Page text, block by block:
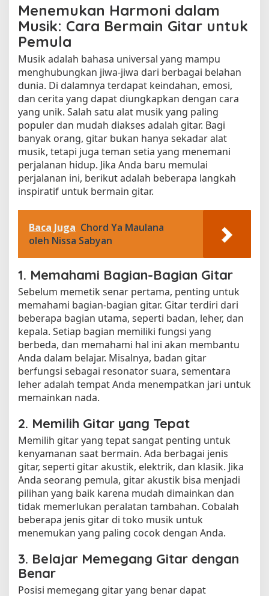
Menemukan Harmoni dalam
Musik: Cara Bermain Gitar untuk
Pemula
Musik adalah bahasa universal yang mampu
menghubungkan jiwa-jiwa dari berbagai belahan
dunia. Di dalamnya terdapat keindahan, emosi,
dan cerita yang dapat diungkapkan dengan cara
yang unik. Salah satu alat musik yang paling
populer dan mudah diakses adalah gitar. Bagi
banyak orang, gitar bukan hanya sekadar alat
musik, tetapi juga teman setia yang menemani
perjalanan hidup. Jika Anda baru memulai
perjalanan ini, berikut adalah beberapa langkah
inspiratif untuk bermain gitar.
Baca Juga Chord Ya Maulana
oleh Nissa Sabyan
1. Memahami Bagian-Bagian Gitar
Sebelum memetik senar pertama, penting untuk
memahami bagian-bagian gitar. Gitar terdiri dari
beberapa bagian utama, seperti badan, leher, dan
kepala. Setiap bagian memiliki fungsi yang
berbeda, dan memahami hal ini akan membantu
Anda dalam belajar. Misalnya, badan gitar
berfungsi sebagai resonator suara, sementara
leher adalah tempat Anda menempatkan jari untuk
memainkan nada.
2. Memilih Gitar yang Tepat
Memilih gitar yang tepat sangat penting untuk
kenyamanan saat bermain. Ada berbagai jenis
gitar, seperti gitar akustik, elektrik, dan klasik. Jika
Anda seorang pemula, gitar akustik bisa menjadi
pilihan yang baik karena mudah dimainkan dan
tidak memerlukan peralatan tambahan. Cobalah
beberapa jenis gitar di toko musik untuk
menemukan yang paling cocok dengan Anda.
3. Belajar Memegang Gitar dengan
Benar
Posisi memegang gitar yang benar dapat